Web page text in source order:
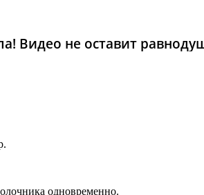
Видео не оставит
одновременно.